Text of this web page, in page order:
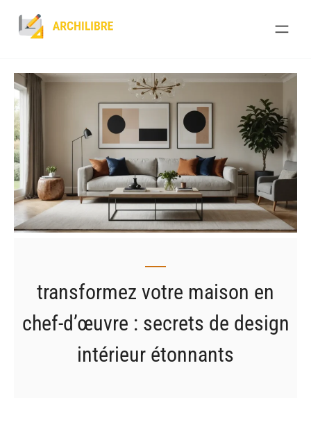
transformez votre maison en
chef-d’œuvre : secrets de design
intérieur étonnants